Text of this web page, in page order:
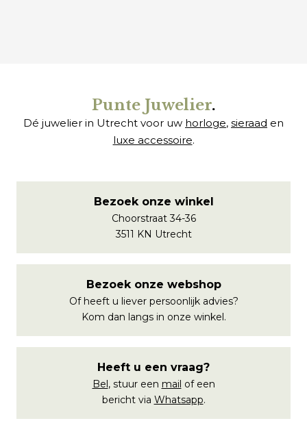
Punte Juwelier.
Dé juwelier in Utrecht voor uw horloge, sieraad en
luxe accessoire.
Bezoek onze winkel
Choorstraat 34-36
3511 KN Utrecht
Bezoek onze webshop
Of heeft u liever persoonlijk advies?
Kom dan langs in onze winkel.
Heeft u een vraag?
Bel, stuur een mail of een
bericht via Whatsapp.